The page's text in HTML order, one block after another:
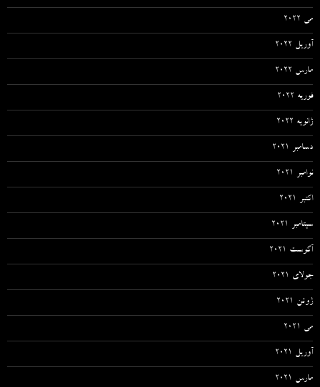
می 2022
آوریل 2022
مارس 2022
فوریه 2022
ژانویه 2022
دسامبر 2021
نوامبر 2021
اکتبر 2021
سپتامبر 2021
آگوست 2021
جولای 2021
ژوئن 2021
می 2021
آوریل 2021
مارس 2021